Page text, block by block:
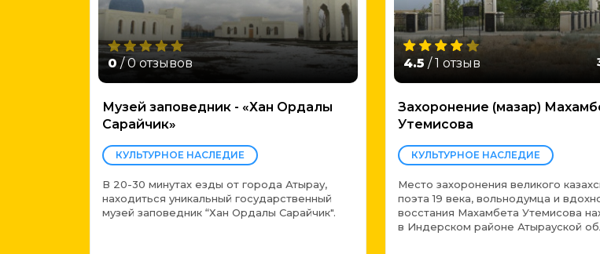
0 / 0 отзывов
Музей заповедник - «Хан Ордалы
Сарайчик»
КУЛЬТУРНОЕ НАСЛЕДИЕ
В 20-30 минутах езды от города Атырау,
находиться уникальный государственный
музей заповедник “Хан Ордалы Сарайчик".
4.5 / 1 отзыв
Захоронение (мазар)
Утемисова
КУЛЬТУРНОЕ НАСЛЕДИЕ
Место захоронения великого
поэта 19 века, вольнодумца и
восстания Махамбета Утемисова
в Индерском районе Атырауской